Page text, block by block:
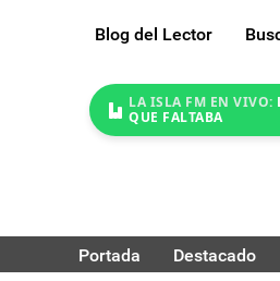
Blog del Lector
LA ISLA FM EN VIVO:
QUE FALTABA
Portada Destacado